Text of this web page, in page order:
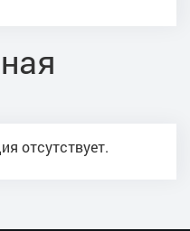
отсутствует.